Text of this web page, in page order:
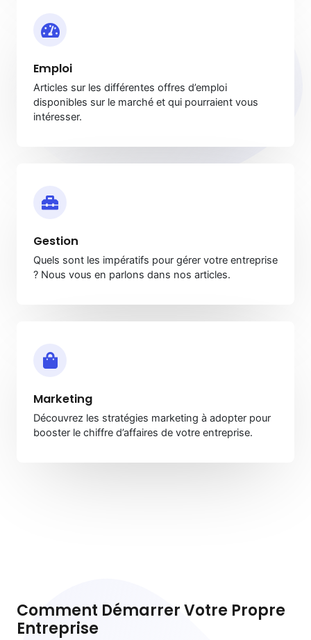
Emploi
Articles sur les différentes offres d’emploi
disponibles sur le marché et qui pourraient vous
intéresser.
Gestion
Quels sont les impératifs pour gérer votre entreprise
? Nous vous en parlons dans nos articles.
Marketing
Découvrez les stratégies marketing à adopter pour
booster le chiffre d’affaires de votre entreprise.
Comment Démarrer Votre Propre
Entreprise